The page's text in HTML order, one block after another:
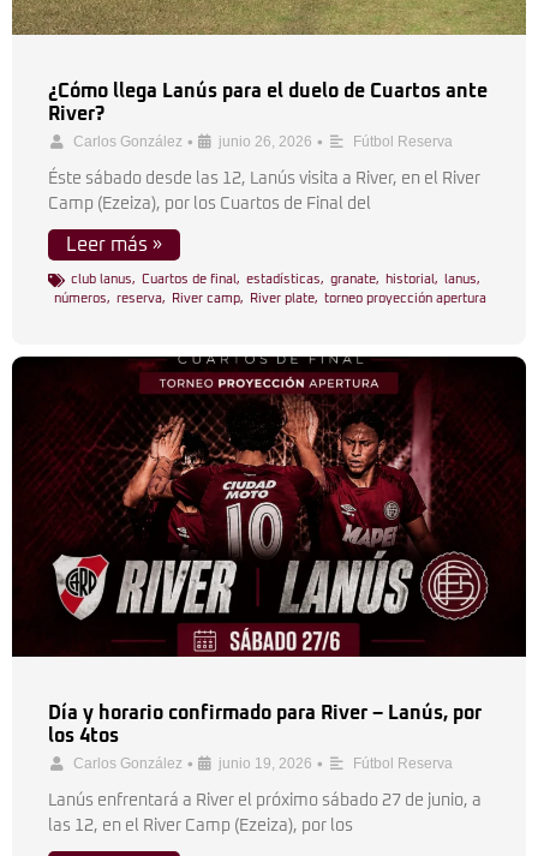
¿Cómo llega Lanús para el duelo de Cuartos ante
River?
Carlos González • junio 26, 2026 • Fútbol Reserva
Éste sábado desde las 12, Lanús visita a River, en el River
Camp (Ezeiza), por los Cuartos de Final del
Leer más »
club lanus, Cuartos de final , estadísticas, granate, historial , lanus,
números, reserva, River camp, River plate, torneo proyección apertura
Día y horario confirmado para River – Lanús, por
los 4tos
Carlos González • junio 19, 2026 • Fútbol Reserva
Lanús enfrentará a River el próximo sábado 27 de junio, a
las 12, en el River Camp (Ezeiza), por los